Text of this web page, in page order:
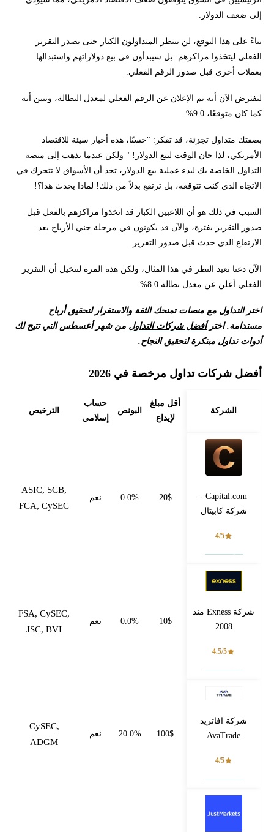
إلى ضعف الدولار.
بناءً على هذا التوقع، لن ينتظر المتداولون الكبار حتى يصدر التقرير
الفعلي ليتخذوا مراكزهم. بل سيبدأون في بيع دولاراتهم واستبدالها
بعملات أخرى قبل صدور الرقم الفعلي.
لنفترض الآن أنه تم الإعلان عن الرقم الفعلي لمعدل البطالة، وتبين أنه
كما كان متوقعًا، 9.0%.
بصفتك متداول تجزئة، قد تفكر: "حسنًا، هذه أخبار سيئة للاقتصاد
الأمريكي، لذا حان الوقت لبيع الدولار! " ولكن عندما تذهب إلى منصة
التداول الخاصة بك لبدء عملية بيع الدولار، تجد أن الأسواق لا تتحرك في
الاتجاه الذي كنت تتوقعه، بل ترتفع بدلاً من ذلك! لماذا يحدث هذا؟!
السبب في ذلك هو أن اللاعبين الكبار قد اتخذوا مراكزهم بالفعل قبل
صدور التقرير بفترة، والآن قد يكونون في مرحلة جني الأرباح بعد
الارتفاع الذي حدث قبل صدور التقرير.
الآن دعنا نعيد النظر في هذا المثال، ولكن هذه المرة لنتخيل أن التقرير
الفعلي أعلن عن معدل بطالة 8.0%.
اختر التداول مع منصات تمنحك الثقة والاستقرار لتحقيق أرباح
مستدامة. اخترأفضل شركات التداول من شهر أغسطس التي تتيح لك
أدوات تداول مبتكرة لتحقيق النجاح.
أفضل شركات تداول مرخصة في 2026
الشركة
أقل مبلغ
لإيداع
البونص
حساب
إسلامي
الترخيص
Capital.com -
شركة كابيتال
4/5
20$
0.0% نعم
ASIC, SCB,
FCA, CySEC
شركة Exness منذ
2008
4.5/5
10$
0.0% نعم
FSA, CySEC,
JSC, BVI
شركة افاتريد
AvaTrade
4/5
100$
20.0% نعم
CySEC,
ADGM